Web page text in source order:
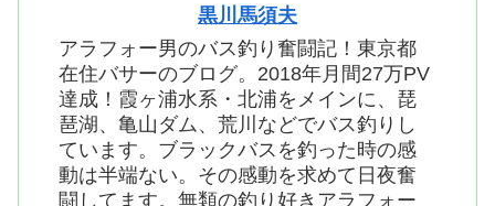
黒川馬須夫
アラフォー男のバス釣り奮闘記！東京都
在住バサーのブログ。2018年月間27万PV
達成！霞ヶ浦水系・北浦をメインに、琵
琶湖、亀山ダム、荒川などでバス釣りし
ています。ブラックバスを釣った時の感
動は半端ない。その感動を求めて日夜奮
闘してます。無類の釣り好きアラフォー